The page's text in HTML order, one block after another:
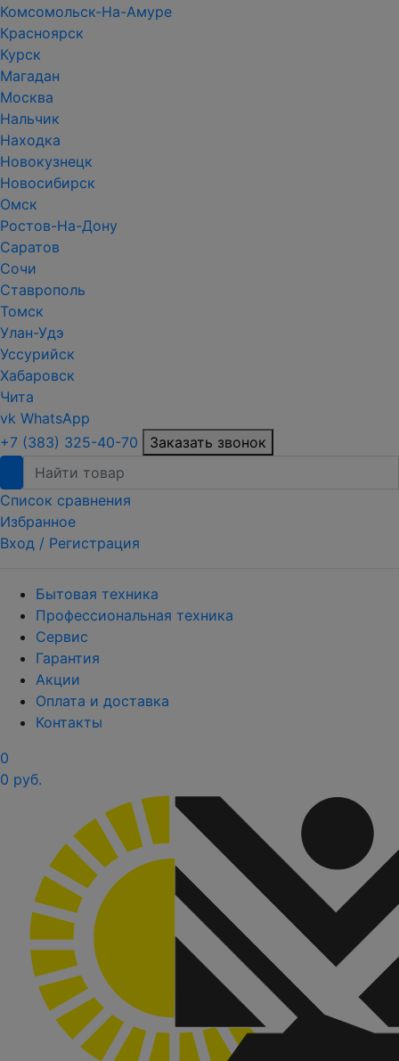
Комсомольск-На-Амуре
Красноярск
Курск
Магадан
Москва
Нальчик
Находка
Новокузнецк
Новосибирск
Омск
Ростов-На-Дону
Саратов
Сочи
Ставрополь
Томск
Улан-Удэ
Уссурийск
Хабаровск
Чита
vk WhatsApp
+7 (383) 325-40-70
Заказать звонок
Список сравнения
Избранное
Вход / Регистрация
Бытовая техника
Профессиональная техника
Сервис
Гарантия
Акции
Оплата и доставка
Контакты
0
0 руб.